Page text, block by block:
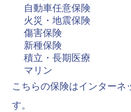
自動車任意保険
火災・地震保険
傷害保険
新種保険
積立・長期医療
マリン
こちらの保険はインターネ
す。